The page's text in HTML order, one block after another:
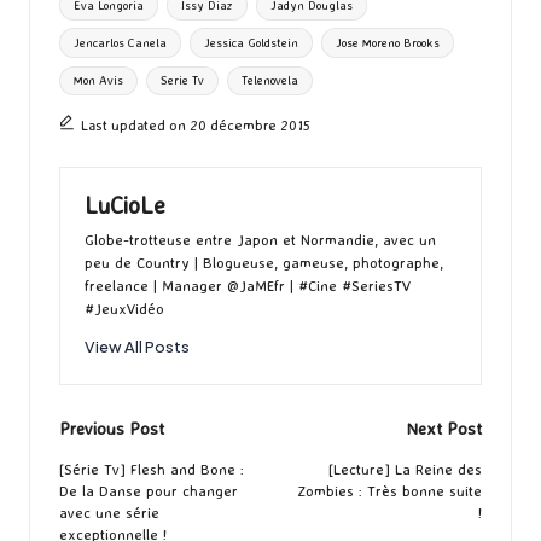
Eva Longoria Issy Diaz Jadyn Douglas
Jencarlos Canela Jessica Goldstein Jose Moreno Brooks
Mon Avis Serie Tv Telenovela
Last updated on 20 décembre 2015
LuCioLe
Globe-trotteuse entre Japon et Normandie, avec un
peu de Country | Blogueuse, gameuse, photographe,
freelance | Manager @JaMEfr | #Cine #SeriesTV
#JeuxVidéo
View All Posts
Post
navigation
Previous Post
[Série Tv] Flesh and Bone :
De la Danse pour changer
avec une série
exceptionnelle !
Next Post
[Lecture] La Reine des
Zombies : Très bonne suite
!